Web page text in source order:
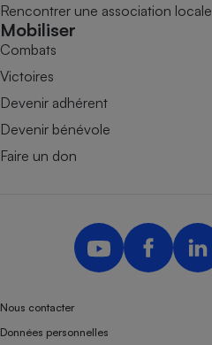
Rencontrer une association locale
Mobiliser
Combats
Victoires
Devenir adhérent
Devenir bénévole
Faire un don
Nous contacter
Données personnelles